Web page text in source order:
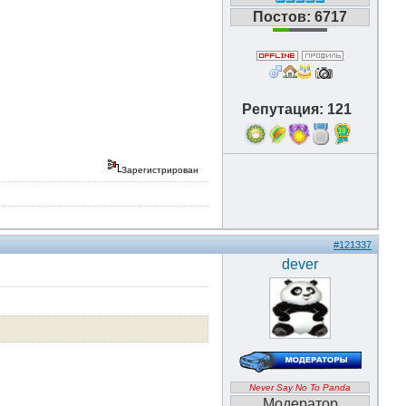
Постов: 6717
Репутация: 121
19
Зарегистрирован
#121337
dever
Never Say No To Panda